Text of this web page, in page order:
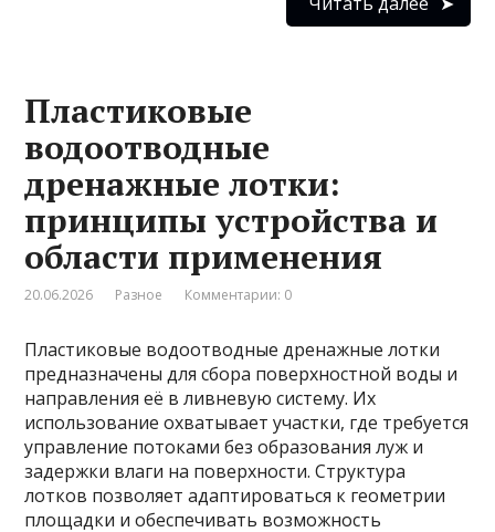
Пластиковые
водоотводные
дренажные лотки:
принципы устройства и
области применения
20.06.2026 Разное Комментарии: 0
Пластиковые водоотводные дренажные лотки
предназначены для сбора поверхностной воды и
направления её в ливневую систему. Их
использование охватывает участки, где требуется
управление потоками без образования луж и
задержки влаги на поверхности. Структура
лотков позволяет адаптироваться к геометрии
площадки и обеспечивать возможность